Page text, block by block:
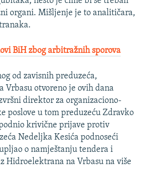
organi. Mišljenje je to analitičara,
BiH zbog arbitražnih sporova
od zavisnih preduzeća,
Vrbasu otvoreno je ovih dana
direktor za organizaciono-
poslove u tom preduzeću Zdravko
krivične prijave protiv
Nedeljka Kesića podnoseći
o namještanju tendera i
Hidroelektrana na Vrbasu na više